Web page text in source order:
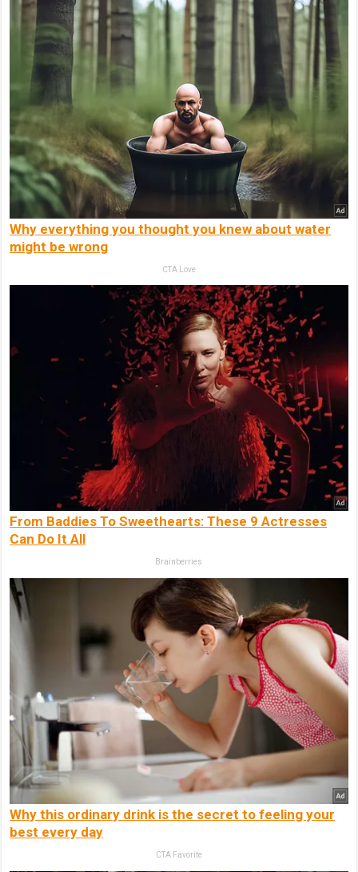
Why everything you thought you knew about water
might be wrong
CTA Love
From Baddies To Sweethearts: These 9 Actresses
Can Do It All
Brainberries
Why this ordinary drink is the secret to feeling your
best every day
CTA Favorite